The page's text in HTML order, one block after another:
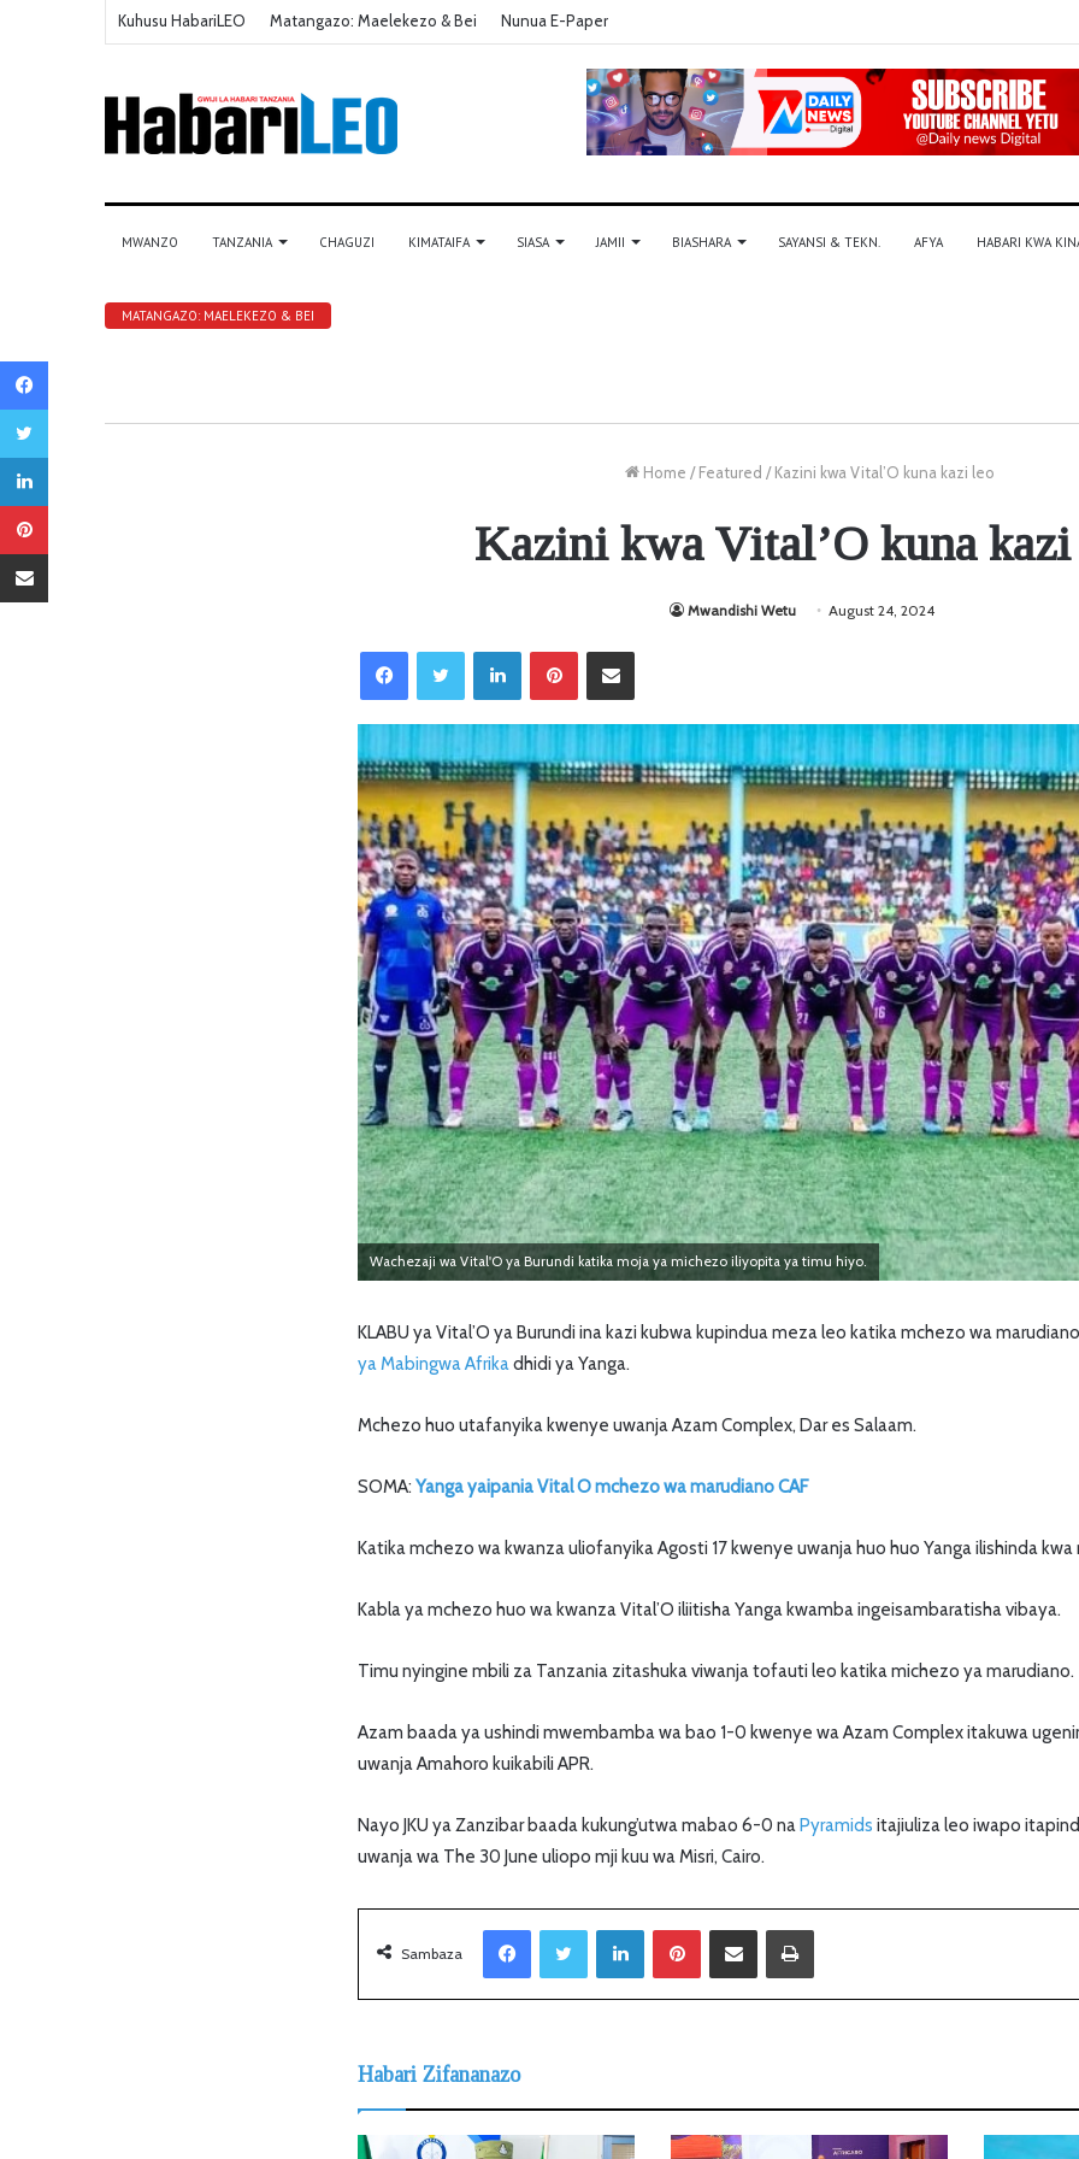
Kuhusu HabariLEO Matangazo: Maelekezo & Bei Nunua E-Paper
MWANZO TANZANIA CHAGUZI KIMATAIFA SIASA JAMII BIASHARA SAYANSI & TEKN. AFYA HABARI KWA
MATANGAZO: MAELEKEZO & BEI
Home / Featured / Kazini kwa Vital’O kuna kazi leo
Kazini kwa Vital’O kuna
Mwandishi Wetu August 24, 2024
LinkedIn
Wachezaji wa Vital'O ya Burundi katika moja ya michezo iliyopita ya timu hiyo.
KLABU ya Vital’O ya Burundi ina kazi kubwa kupindua meza leo katika mchezo wa
ya Mabingwa Afrikadhidi ya Yanga.
Mchezo huo utafanyika kwenye uwanja Azam Complex, Dar es Salaam.
SOMA: Yanga yaipania Vital O mchezo wa marudiano CAF
Katika mchezo wa kwanza uliofanyika Agosti 17 kwenye uwanja huo huo Yanga ilishinda
Kabla ya mchezo huo wa kwanza Vital’O iliitisha Yanga kwamba ingeisambaratisha vibaya.
Timu nyingine mbili za Tanzania zitashuka viwanja tofauti leo katika michezo ya marudiano.
Azam baada ya ushindi mwembamba wa bao 1-0 kwenye wa Azam Complex itakuwa
uwanja Amahoro kuikabili APR.
Nayo JKU ya Zanzibar baada kukung’utwa mabao 6-0 naPyramids itajiuliza leo iwapo
uwanja wa The 30 June uliopo mji kuu wa Misri, Cairo.
Sambaza
LinkedIn Sambaza kupitia barua pepe
Habari Zifananazo